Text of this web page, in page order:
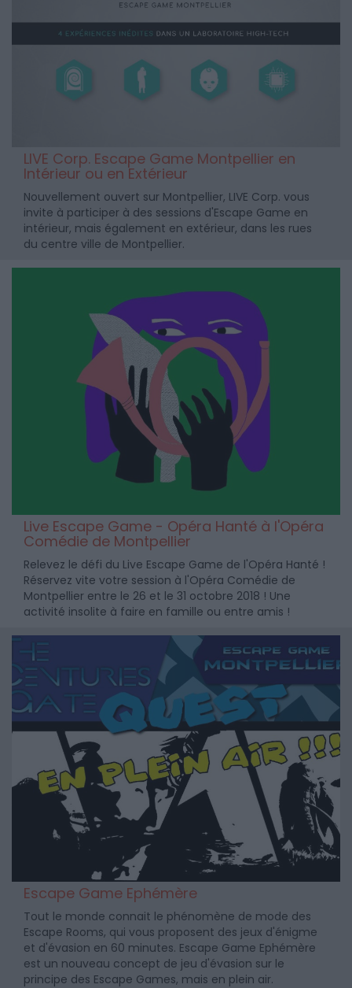
LIVE Corp. Escape Game Montpellier en
Intérieur ou en Extérieur
Nouvellement ouvert sur Montpellier, LIVE Corp. vous
invite à participer à des sessions d'Escape Game en
intérieur, mais également en extérieur, dans les rues
du centre ville de Montpellier.
Live Escape Game - Opéra Hanté à l'Opéra
Comédie de Montpellier
Relevez le défi du Live Escape Game de l'Opéra Hanté !
Réservez vite votre session à l'Opéra Comédie de
Montpellier entre le 26 et le 31 octobre 2018 ! Une
activité insolite à faire en famille ou entre amis !
Escape Game Ephémère
Tout le monde connait le phénomène de mode des
Escape Rooms, qui vous proposent des jeux d'énigme
et d'évasion en 60 minutes. Escape Game Ephémère
est un nouveau concept de jeu d'évasion sur le
principe des Escape Games, mais en plein air.